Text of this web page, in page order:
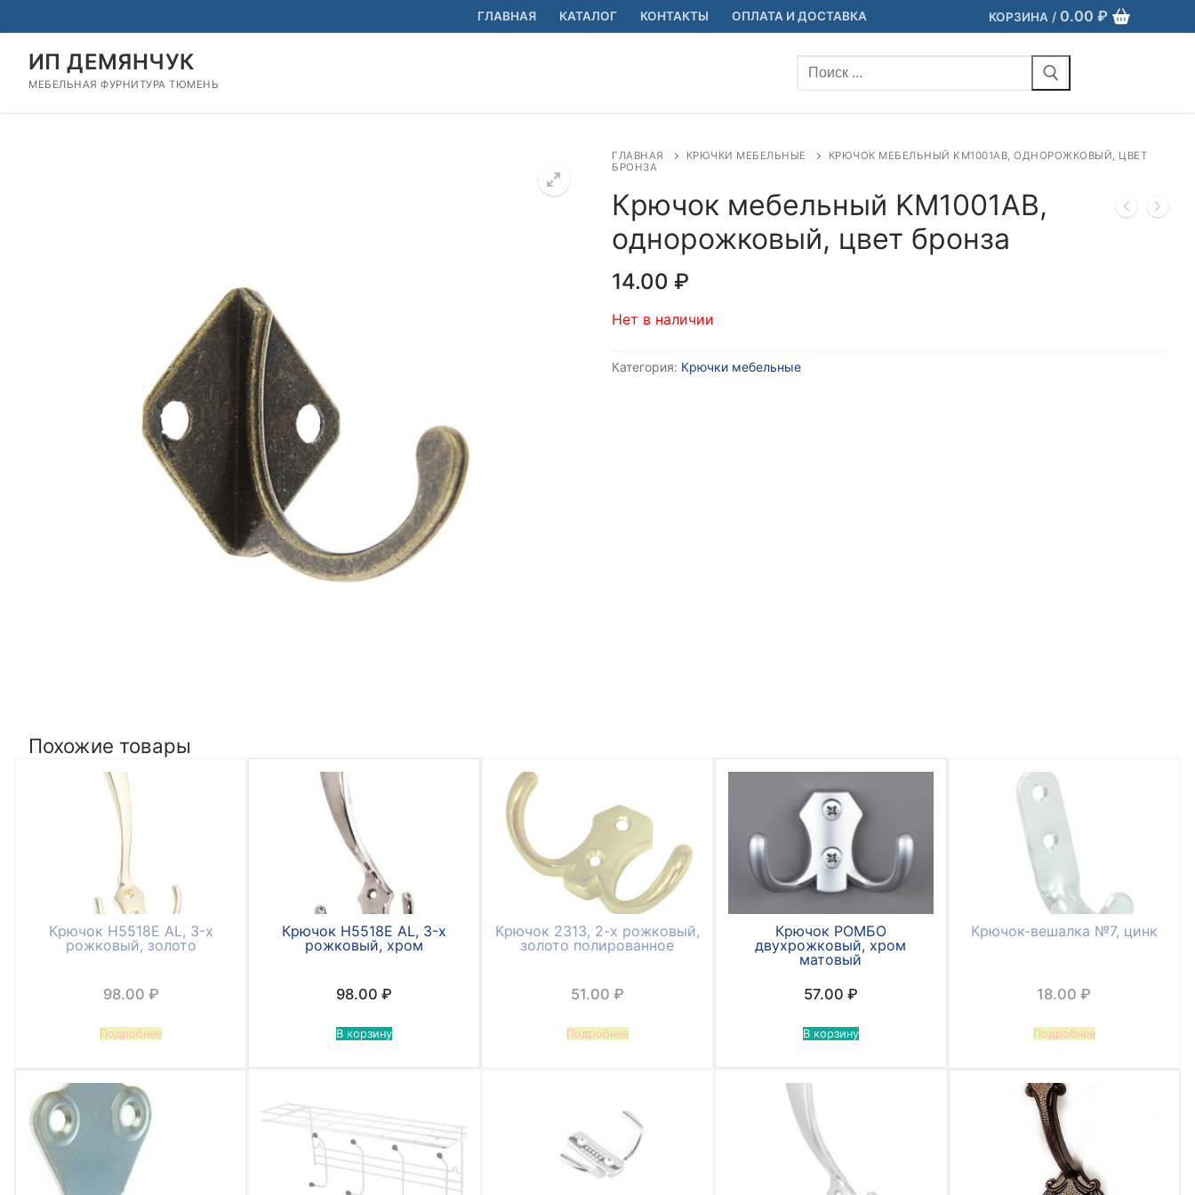
к
содержимому
ГЛАВНАЯ КАТАЛОГ КОНТАКТЫ ОПЛАТА И ДОСТАВКА КОРЗИНА / 0.00 ₽
ИП ДЕМЯНЧУК
МЕБЕЛЬНАЯ ФУРНИТУРА ТЮМЕНЬ
Найти:
ГЛАВНАЯ КРЮЧКИ МЕБЕЛЬНЫЕ
КРЮЧОК МЕБЕЛЬНЫЙ KM1001АВ, ОДНОРОЖКОВЫЙ, ЦВЕТ
БРОНЗА
Крючок мебельный KM1001АВ,
однорожковый, цвет бронза
14.00 ₽
Нет в наличии
Категория: Крючки мебельные
Похожие товары
Крючок Н5518Е AL, 3-х
рожковый, золото
98.00 ₽
Подробнее
Крючок Н5518Е AL, 3-х
рожковый, хром
98.00₽
В корзину
Крючок 2313, 2-х рожковый,
золото полированное
51.00 ₽
Подробнее
Крючок РОМБО
двухрожковый, хром
матовый
57.00 ₽
В корзину
Крючок-вешалка №7, цинк
18.00₽
Подробнее